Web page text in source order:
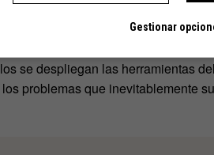
es la dicotomía del control:
tratarlo con
se despliegan las herramientas
problemas que inevitablemente
Gestionar